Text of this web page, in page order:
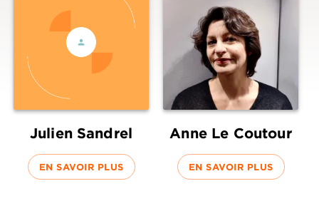
Julien Sandrel
EN SAVOIR PLUS
Anne Le Coutour
EN SAVOIR PLUS